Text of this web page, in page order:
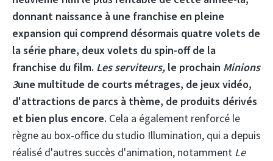
donnant naissance à une franchise en pleine
expansion qui comprend désormais quatre volets de
la série phare, deux volets du spin-off de la
franchise du film. Les serviteurs, le prochain Minions
3une multitude de courts métrages, de jeux vidéo,
d'attractions de parcs à thème, de produits dérivés
et bien plus encore. Cela a également renforcé le
règne au box-office du studio Illumination, qui a depuis
réalisé d'autres succès d'animation, notamment Le